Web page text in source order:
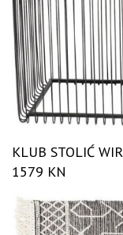
KLUB STOLIĆ
1579 KN